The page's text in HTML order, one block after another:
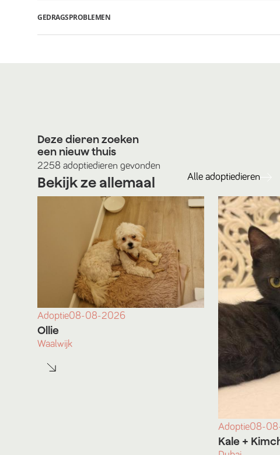
GEDRAGSPROBLEMEN
Deze dieren zoeken
een nieuw thuis
2258 adoptiedieren gevonden
Bekijk ze allemaal Alle adoptiedieren
Adoptie08-08-2026
Ollie
Waalwijk
Adoptie08-
Kale +